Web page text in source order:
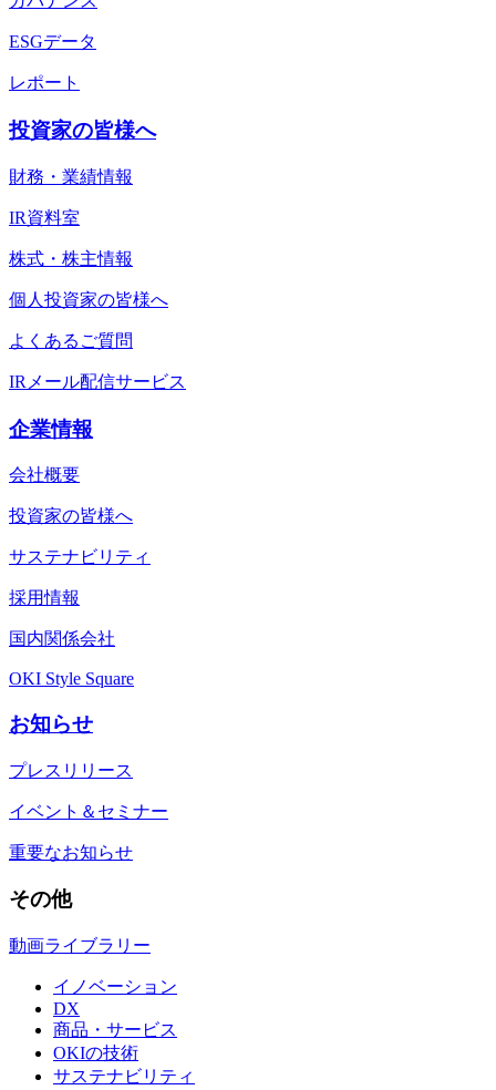
ESGデータ
レポート
投資家の皆様へ
財務・業績情報
IR資料室
株式・株主情報
個人投資家の皆様へ
よくあるご質問
IRメール配信サービス
企業情報
会社概要
投資家の皆様へ
サステナビリティ
採用情報
国内関係会社
OKI Style Square
お知らせ
プレスリリース
イベント＆セミナー
重要なお知らせ
その他
動画ライブラリー
イノベーション
DX
商品・サービス
OKIの技術
サステナビリティ